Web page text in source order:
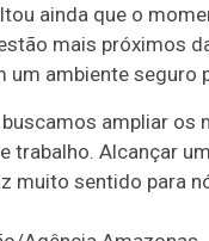
ainda que o
mais próximos
um ambiente seguro
buscamos ampliar
trabalho. Alcançar
muito sentido para